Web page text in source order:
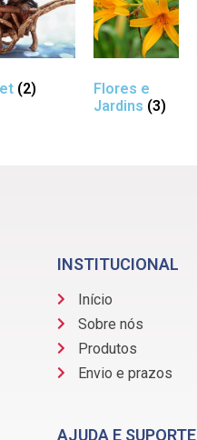
(2)
Flores e
Jardins (3)
INSTITUCIONAL
Início
Sobre nós
Produtos
Envio e prazos
AJUDA E SUPORTE